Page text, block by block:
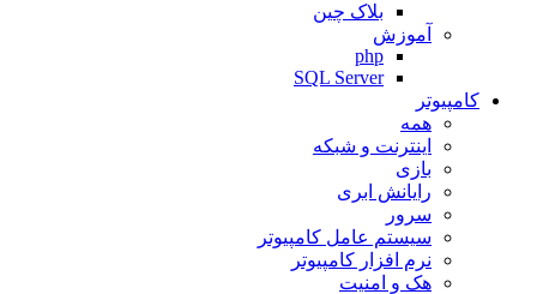
بلاک چین
آموزش
php
SQL Server
کامپیوتر
همه
اینترنت و شبکه
بازی
رایانش ابری
سرور
سیستم عامل کامپیوتر
نرم افزار کامپیوتر
هک و امنیت